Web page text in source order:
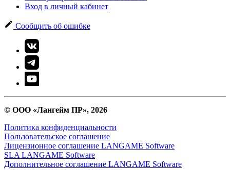
Вход в личный кабинет
Сообщить об ошибке
© ООО «Лангейм ПР», 2026
Политика конфиденциальности
Пользовательское соглашение
Лицензионное соглашение LANGAME Software
SLA LANGAME Software
Дополнительное соглашение LANGAME Software